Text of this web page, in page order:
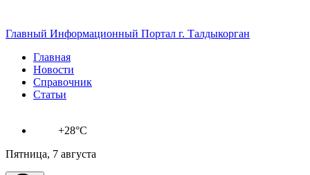
Главный Информационный Портал г. Талдыкорган
Главная
Новости
Справочник
Статьи
+28°C
Пятница, 7 августа